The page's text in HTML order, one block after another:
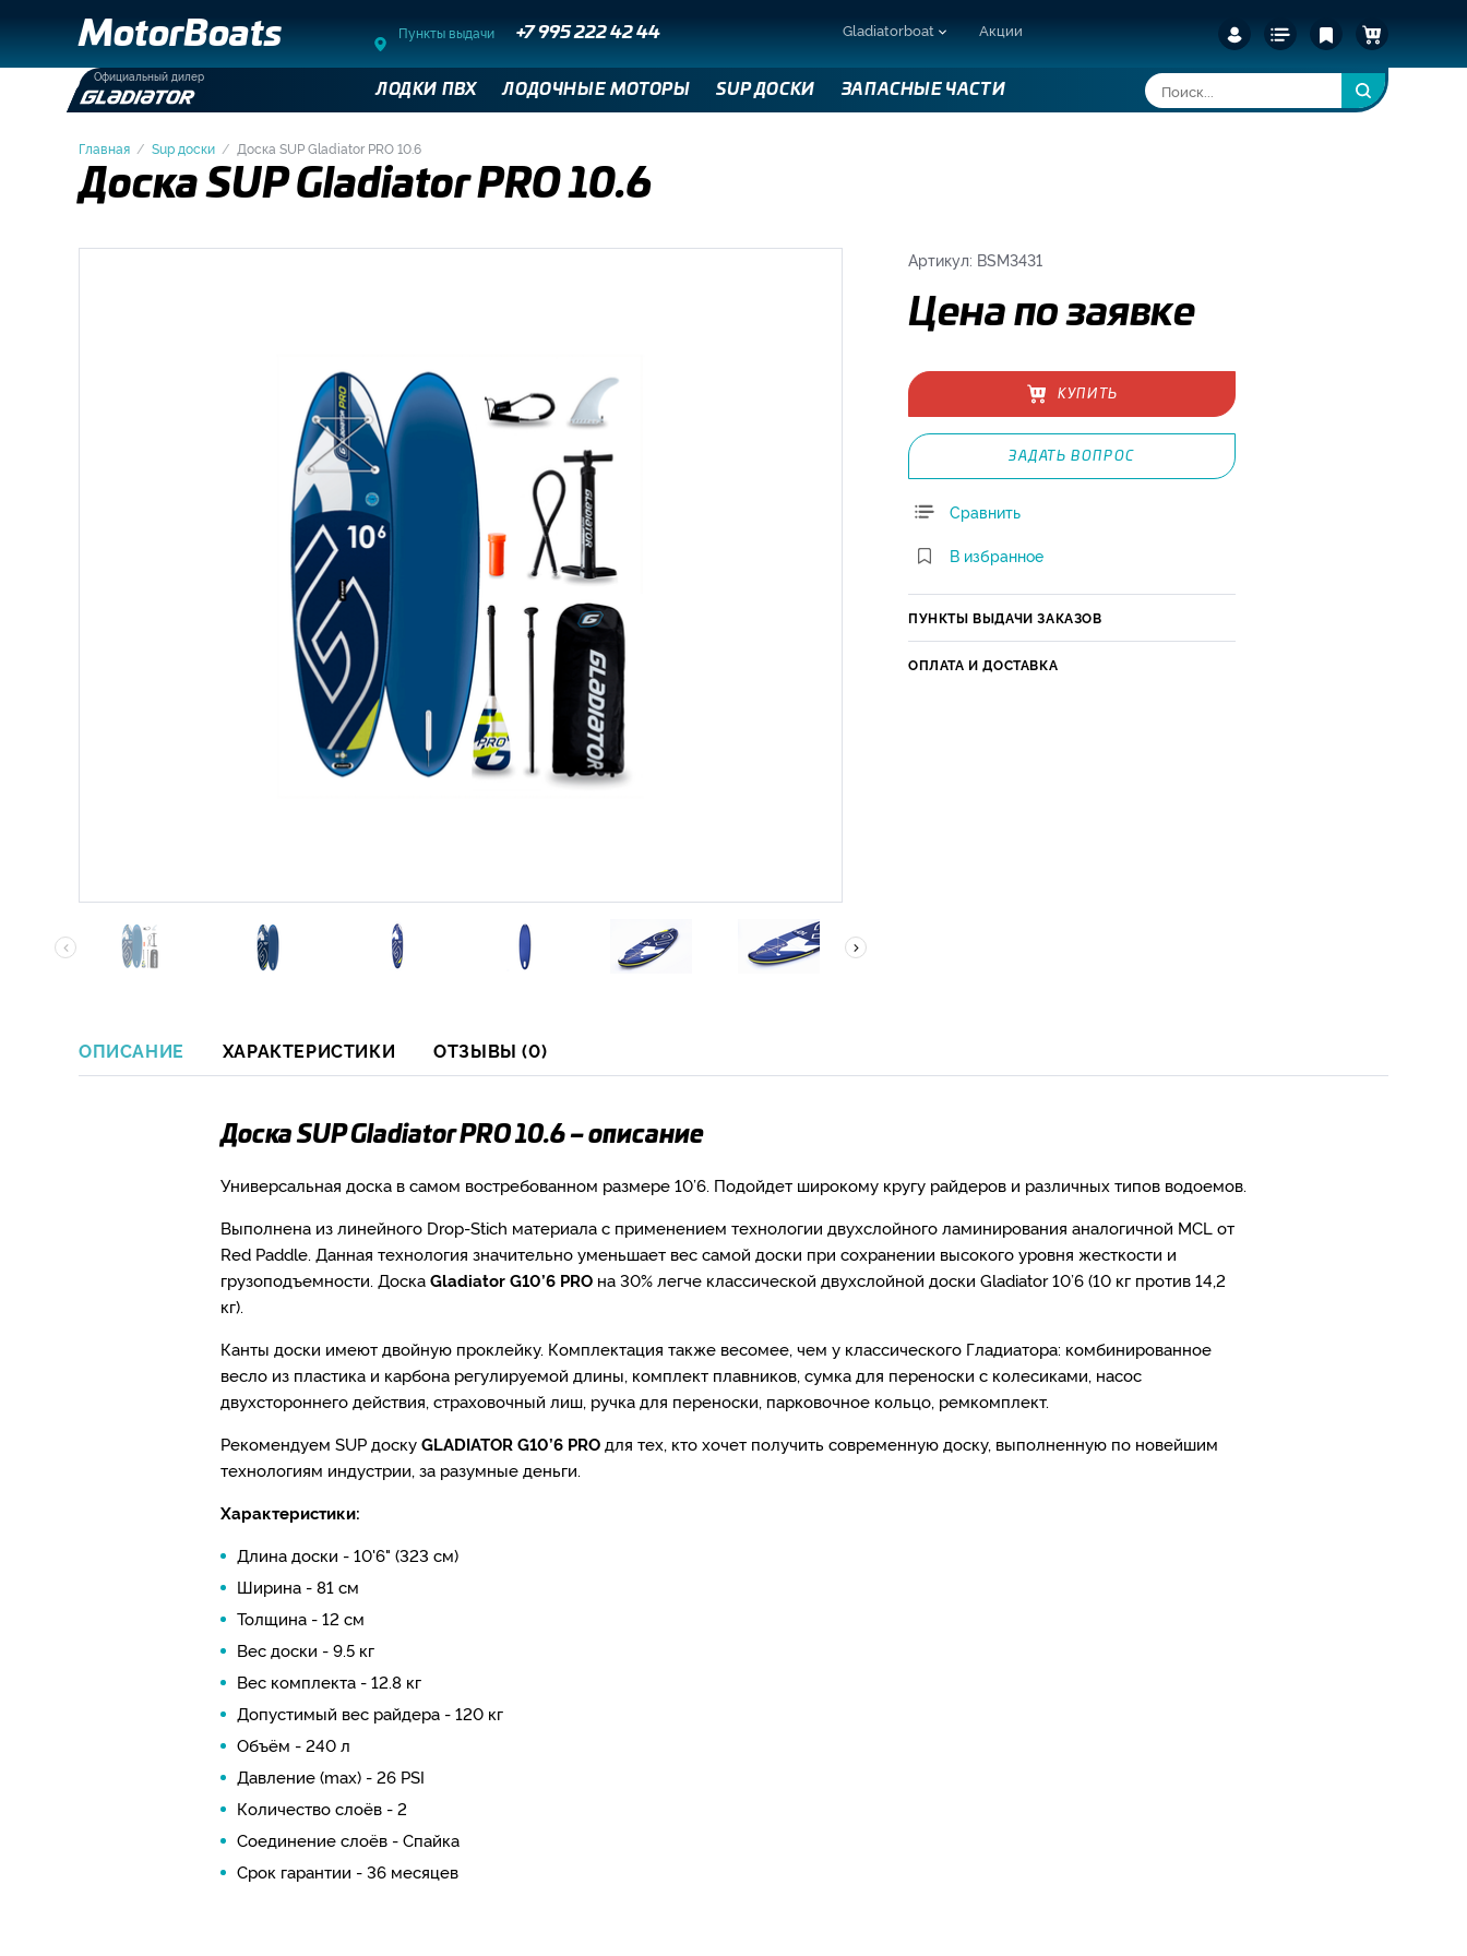
MotorBoats
Официальный дилер
Пункты выдачи +7 995 222 42 44 Gladiatorboat Акции
ЛОДКИ ПВХ ЛОДОЧНЫЕ МОТОРЫ SUP ДОСКИ ЗАПАСНЫЕ ЧАСТИ
Главная Sup доски Доска SUP Gladiator PRO 10.6
Доска SUP Gladiator PRO 10.6
Артикул: BSM3431
Цена по заявке
КУПИТЬ
ЗАДАТЬ ВОПРОС
Сравнить
В избранное
ПУНКТЫ ВЫДАЧИ ЗАКАЗОВ
ОПЛАТА И ДОСТАВКА
ОПИСАНИЕ ХАРАКТЕРИСТИКИ ОТЗЫВЫ (0)
Доска SUP Gladiator PRO 10.6 – описание
Универсальная доска в самом востребованном размере 10’6. Подойдет широкому кругу райдеров и различных типов водоемов.
Выполнена из линейного Drop-Stich материала с применением технологии двухслойного ламинирования аналогичной MCL от
Red Paddle. Данная технология значительно уменьшает вес самой доски при сохранении высокого уровня жесткости и
грузоподъемности. ДоскаGladiator G10’6 PRO на 30% легче классической двухслойной доски Gladiator 10’6 (10 кг против 14,2
кг).
Канты доски имеют двойную проклейку. Комплектация также весомее, чем у классического Гладиатора: комбинированное
весло из пластика и карбона регулируемой длины, комплект плавников, сумка для переноски с колесиками, насос
двухстороннего действия, страховочный лиш, ручка для переноски, парковочное кольцо, ремкомплект.
Рекомендуем SUP доскуGLADIATOR G10’6 PROдля тех, кто хочет получить современную доску, выполненную по новейшим
технологиям индустрии, за разумные деньги.
Характеристики:
Длина доски - 10'6" (323 см)
Ширина - 81 см
Толщина - 12 см
Вес доски - 9.5 кг
Вес комплекта - 12.8 кг
Допустимый вес райдера - 120 кг
Объём - 240 л
Давление (max) - 26 PSI
Количество слоёв - 2
Соединение слоёв - Спайка
Срок гарантии - 36 месяцев